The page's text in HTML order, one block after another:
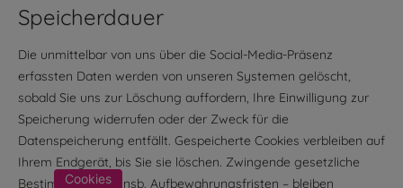
Speicherdauer
Die unmittelbar von uns über die Social-Media-Präsenz
erfassten Daten werden von unseren Systemen gelöscht,
sobald Sie uns zur Löschung auffordern, Ihre Einwilligung zur
Speicherung widerrufen oder der Zweck für die
Datenspeicherung entfällt. Gespeicherte Cookies verbleiben auf
Ihrem Endgerät, bis Sie sie löschen. Zwingende gesetzliche
Bestimmungen – insb. Aufbewahrungsfristen – bleiben
Cookies